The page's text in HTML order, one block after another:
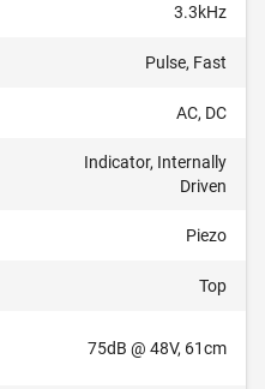
3.3kHz
Pulse, Fast
AC, DC
Indicator, Internally
Driven
Piezo
Top
75dB @ 48V, 61cm